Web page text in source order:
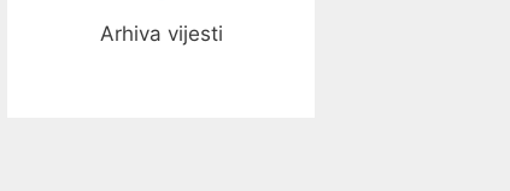
Arhiva vijesti